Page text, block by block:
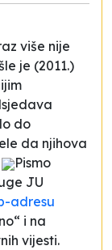
više nije
je (2011.)
do
da njihova
Pismo
JU
adresu
i na
vijesti.